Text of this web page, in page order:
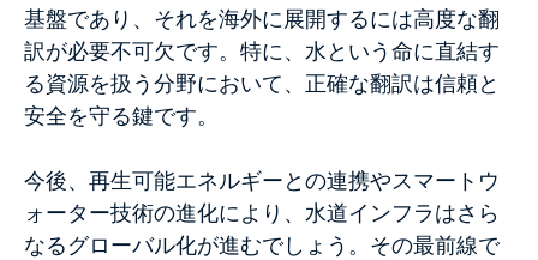
基盤であり、それを海外に展開するには高度な翻
訳が必要不可欠です。特に、水という命に直結す
る資源を扱う分野において、正確な翻訳は信頼と
安全を守る鍵です。
今後、再生可能エネルギーとの連携やスマートウ
ォーター技術の進化により、水道インフラはさら
なるグローバル化が進むでしょう。その最前線で